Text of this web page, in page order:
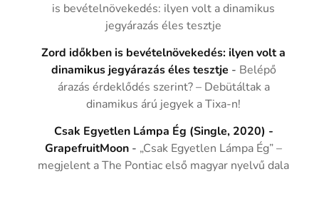
is bevételnövekedés: ilyen volt a dinamikus
jegyárazás éles tesztje
Zord időkben is bevételnövekedés: ilyen volt a
dinamikus jegyárazás éles tesztje - Belépő
árazás érdeklődés szerint? – Debütáltak a
dinamikus árú jegyek a Tixa-n!
Csak Egyetlen Lámpa Ég (Single, 2020) -
GrapefruitMoon - „Csak Egyetlen Lámpa Ég” –
megjelent a The Pontiac első magyar nyelvű dala